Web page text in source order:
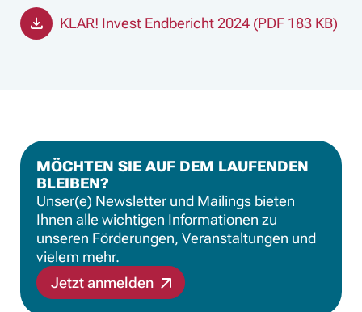
KLAR! Invest Endbericht 2024 (PDF 183 KB)
MÖCHTEN SIE AUF DEM LAUFENDEN
BLEIBEN?
Unser(e) Newsletter und Mailings bieten
Ihnen alle wichtigen Informationen zu
unseren Förderungen, Veranstaltungen und
vielem mehr.
Jetzt anmelden